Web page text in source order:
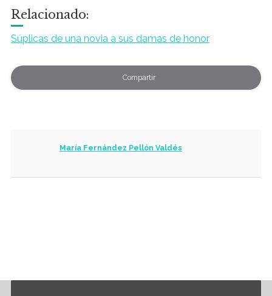
Relacionado:
Súplicas de una novia a sus damas de honor
Compartir
María Fernández Pellón Valdés